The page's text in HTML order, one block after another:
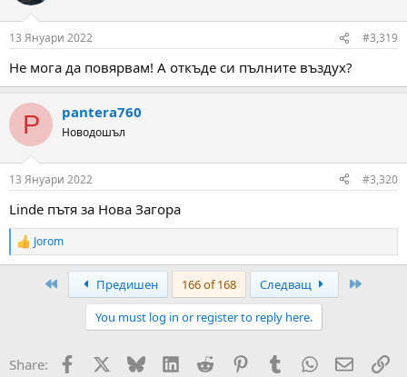
13 Януари 2022 #3,319
Не мога да повярвам! А откъде си пълните въздух?
P pantera760
Новодошъл
13 Януари 2022 #3,320
Linde пътя за Нова Загора
R
e
s
Jorom
Предишен 166 of 168 Следващ
You must log in or register to reply here.
Share: Facebook Bluesky LinkedInReddit PinterestTumblrWhatsApp
Email